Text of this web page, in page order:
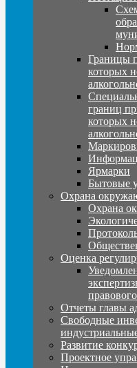
Границы
которых
границ
которых
Ярмарки
Бытовые
Охрана
Охрана
Оценка
Отчеты главы
Свободные
Развитие
Проектное